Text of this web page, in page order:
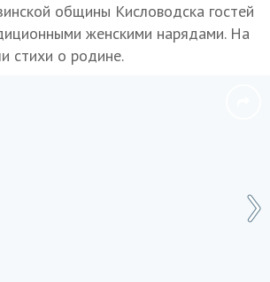
общины Кисловодска гостей
женскими нарядами. На
стихи о родине.